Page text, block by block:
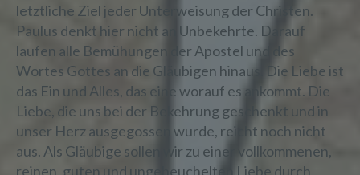
letztliche Ziel jeder Unterweisung der Christen.
Paulus denkt hier nicht an Unbekehrte. Darauf
laufen alle Bemühungen der Apostel und des
Wortes Gottes an die Gläubigen hinaus. Die Liebe ist
das Ein und Alles, das eine worauf es ankommt. Die
Liebe, die uns bei der Bekehrung geschenkt und in
unser Herz ausgegossen wurde, reicht noch nicht
aus. Als Gläubige sollen wir zu einer vollkommenen,
reinen, guten und ungeheuchelten Liebe durch